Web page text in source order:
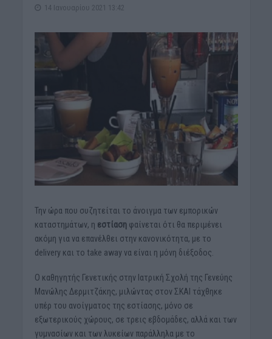
14 Ιανουαρίου 2021 13:42
Την ώρα που συζητείται το άνοιγμα των εμπορικών
καταστημάτων, η εστίασηφαίνεται ότι θα περιμένει
ακόμη για να επανέλθει στην κανονικότητα, με το
delivery και το take away να είναι η μόνη διέξοδος.
Ο καθηγητής Γενετικής στην Ιατρική Σχολή της Γενεύης
Μανώλης Δερμιτζάκης, μιλώντας στον ΣΚΑΙ τάχθηκε
υπέρ του ανοίγματος της εστίασης, μόνο σε
εξωτερικούς χώρους, σε τρεις εβδομάδες, αλλά και των
γυμνασίων και των λυκείων παράλληλα με το